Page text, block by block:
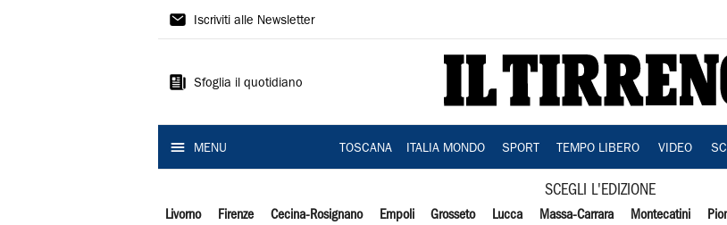
Il
Iscriviti alle Newsletter
Sfoglia il quotidiano
MENU TOSCANA ITALIA MONDO SPORT TEMPO LIBERO VIDEO
SCEGLI L'EDIZIONE
Livorno Firenze Cecina-Rosignano Empoli Grosseto Lucca Massa-Carrara Montecatini